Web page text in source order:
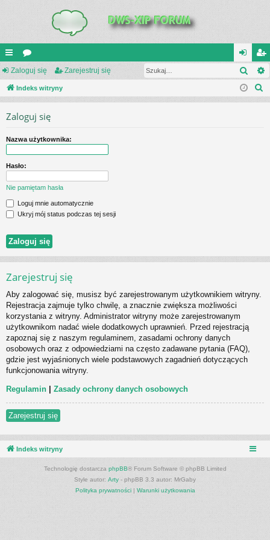
UI
C
IN
S
or
a
al
og
ar
ej
Zaloguj się Zarejestruj się
Indeks witryny
Zaloguj się
Nazwa użytkownika:
Hasło:
Nie pamiętam hasła
Loguj mnie automatycznie
Ukryj mój status podczas tej sesji
Zarejestruj się
Aby zalogować się, musisz być zarejestrowanym użytkownikiem witryny.
Rejestracja zajmuje tylko chwilę, a znacznie zwiększa możliwości
korzystania z witryny. Administrator witryny może zarejestrowanym
użytkownikom nadać wiele dodatkowych uprawnień. Przed rejestracją
zapoznaj się z naszym regulaminem, zasadami ochrony danych
osobowych oraz z odpowiedziami na często zadawane pytania (FAQ),
gdzie jest wyjaśnionych wiele podstawowych zagadnień dotyczących
funkcjonowania witryny.
Regulamin | Zasady ochrony danych osobowych
Zarejestruj się
Indeks witryny
Technologię dostarcza phpBB® Forum Software © phpBB Limited
Style autor: Arty - phpBB 3.3 autor: MrGaby
Polityka prywatności| Warunki użytkowania